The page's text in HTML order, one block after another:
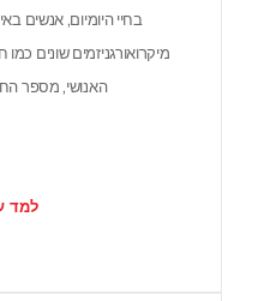
בחיי היומיום, אנשים
מיקרואורגניזמים שונים כמו
האנושי, מספר
למד